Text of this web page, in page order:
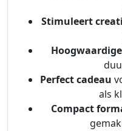
Stimuleert
Perfect cadeau
als
Compact